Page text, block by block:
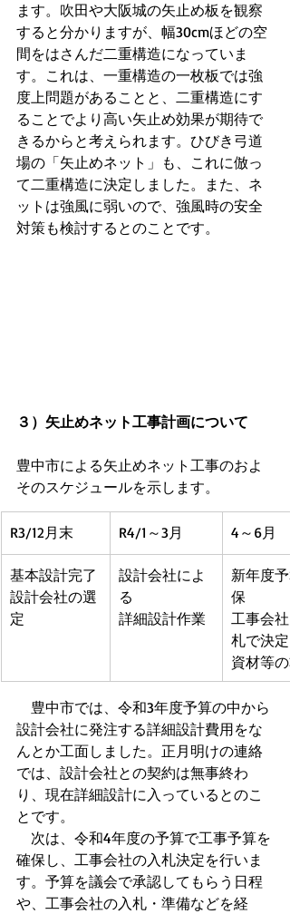
ます。吹田や大阪城の矢止め板を観察
すると分かりますが、幅30cmほどの空
間をはさんだ二重構造になっていま
す。これは、一重構造の一枚板では強
度上問題があることと、二重構造にす
ることでより高い矢止め効果が期待で
きるからと考えられます。ひびき弓道
場の「矢止めネット」も、これに倣っ
て二重構造に決定しました。また、ネ
ットは強風に弱いので、強風時の安全
対策も検討するとのことです。
３）矢止めネット工事計画について
豊中市による矢止めネット工事のおよ
そのスケジュールを示します。
R3/12月末 R4/1～3月 4～6月
基本設計完了
設計会社の選
定
設計会社によ
る
詳細設計作業
新年度予
保
工事会社
札で決定
資材等の
豊中市では、令和3年度予算の中から
設計会社に発注する詳細設計費用をな
んとか工面しました。正月明けの連絡
では、設計会社との契約は無事終わ
り、現在詳細設計に入っているとのこ
とです。
次は、令和4年度の予算で工事予算を
確保し、工事会社の入札決定を行いま
す。予算を議会で承認してもらう日程
や、工事会社の入札・準備などを経